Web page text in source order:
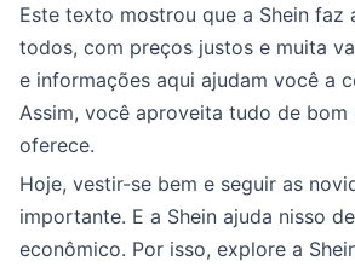
Este texto mostrou que a Shein faz
todos, com preços justos e muita
e informações aqui ajudam você a
Assim, você aproveita tudo de bom
oferece.
Hoje, vestir-se bem e seguir as
importante. E a Shein ajuda nisso
econômico. Por isso, explore a